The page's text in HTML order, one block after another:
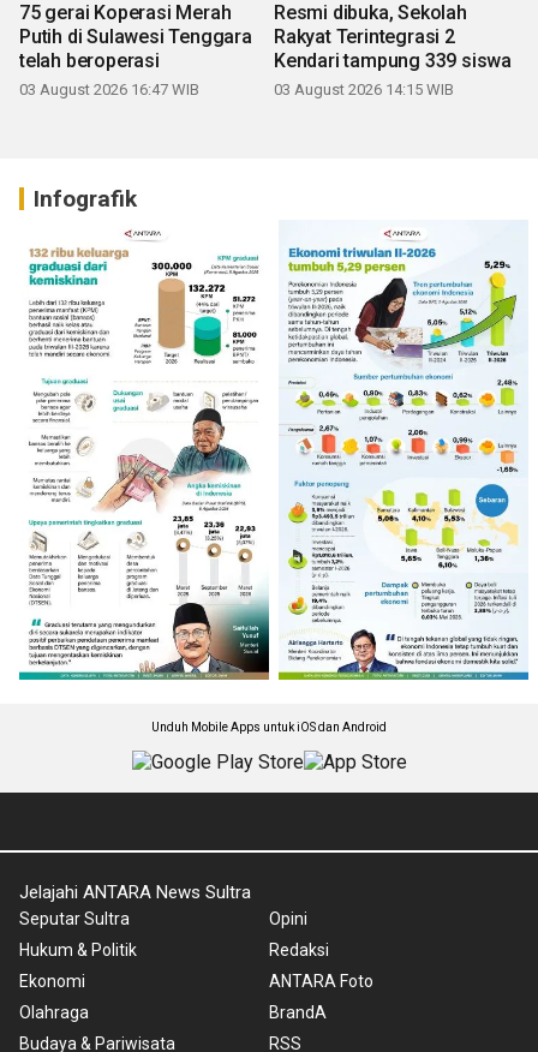
75 gerai Koperasi Merah
Putih di Sulawesi Tenggara
telah beroperasi
03 August 2026 16:47 WIB
Resmi dibuka, Sekolah
Rakyat Terintegrasi 2
Kendari tampung 339 siswa
03 August 2026 14:15 WIB
Infografik
Unduh Mobile Apps untuk iOS dan Android
Jelajahi ANTARA News Sultra
Seputar Sultra
Hukum & Politik
Ekonomi
Olahraga
Budaya & Pariwisata
Opini
Redaksi
ANTARA Foto
BrandA
RSS